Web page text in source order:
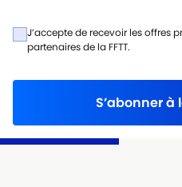
J’accepte de recevoir les offres
partenaires de la FFTT.
S’abonner